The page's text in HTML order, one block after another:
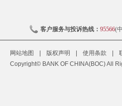
客户服务与投诉热线： 95566(
网站地图 版权声明 使用条款
Copyright© BANK OF CHINA(BOC) All